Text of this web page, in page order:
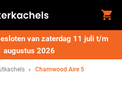
van zaterdag 11 juli t/m
augustus 2026
Charnwood Aire 5